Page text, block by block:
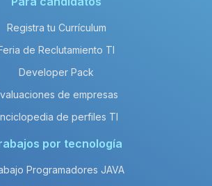
Registra tu Currículum
de Reclutamiento TI
Developer Pack
de empresas
de perfiles TI
por tecnología
Programadores JAVA